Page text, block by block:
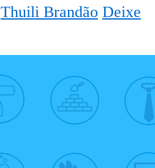
Thuili Brandão Deixe